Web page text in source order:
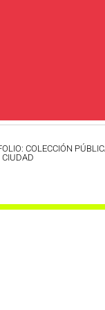
COLECCIÓN
CIUDAD